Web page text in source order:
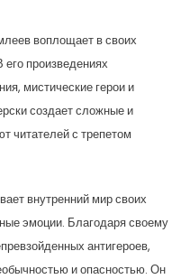
воплощает в своих
его произведениях
мистические герои и
создает сложные и
читателей с трепетом
внутренний мир своих
эмоции. Благодаря своему
антигероев,
и опасностью. Он